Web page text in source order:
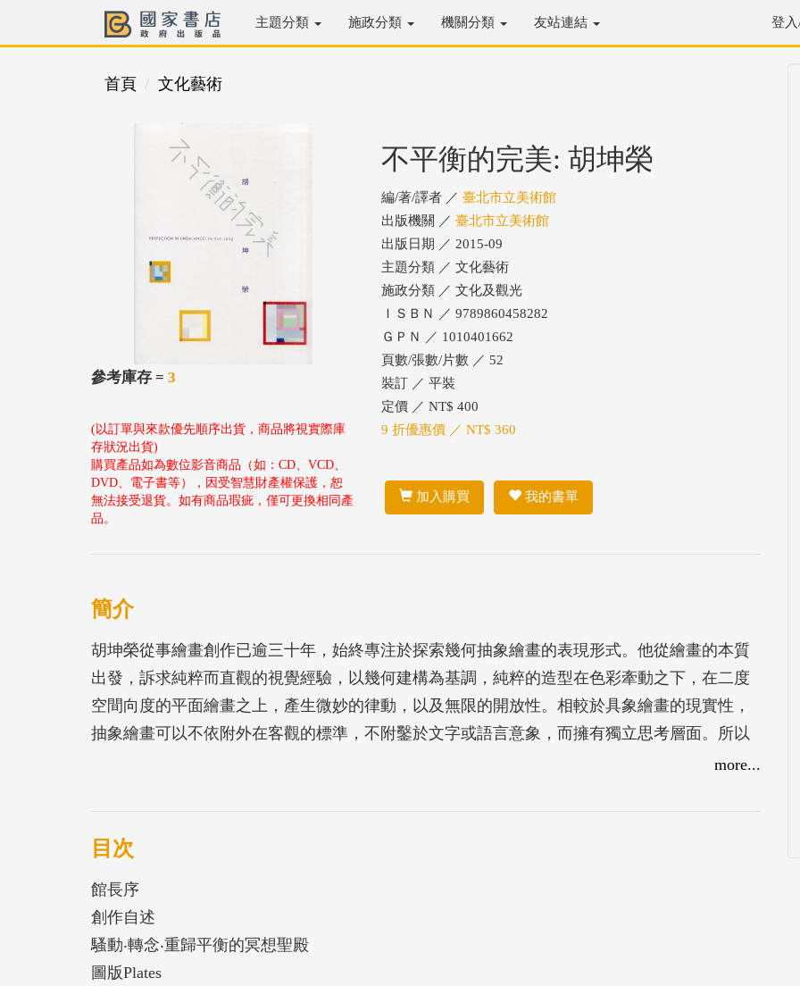
主題分類 施政分類 機關分類 友站連結 登
首頁 文化藝術
參考庫存 = 3
(以訂單與來款優先順序出貨，商品將視實際庫
存狀況出貨)
購買產品如為數位影音商品（如：CD、VCD、
DVD、電子書等），因受智慧財產權保護，恕
無法接受退貨。如有商品瑕疵，僅可更換相同產
品。
不平衡的完美: 胡坤榮
編/著/譯者 ／ 臺北市立美術館
出版機關 ／ 臺北市立美術館
出版日期 ／ 2015-09
主題分類 ／ 文化藝術
施政分類 ／ 文化及觀光
ＩＳＢＮ ／ 9789860458282
ＧＰＮ ／ 1010401662
頁數/張數/片數 ／ 52
裝訂 ／ 平裝
定價 ／ NT$ 400
9 折優惠價 ／ NT$ 360
加入購買 我的書單
簡介
胡坤榮從事繪畫創作已逾三十年，始終專注於探索幾何抽象繪畫的表現形式。他從繪畫的本質
出發，訴求純粹而直觀的視覺經驗，以幾何建構為基調，純粹的造型在色彩牽動之下，在二度
空間向度的平面繪畫之上，產生微妙的律動，以及無限的開放性。相較於具象繪畫的現實性，
抽象繪畫可以不依附外在客觀的標準，不附鑿於文字或語言意象，而擁有獨立思考層面。所以
對胡坤榮來說，畫作的題名都只是權宜之舉，不具強制性，觀者不必拘泥於其字面文意。他強
more...
目次
館長序
創作自述
騷動‧轉念‧重歸平衡的冥想聖殿
圖版Plates